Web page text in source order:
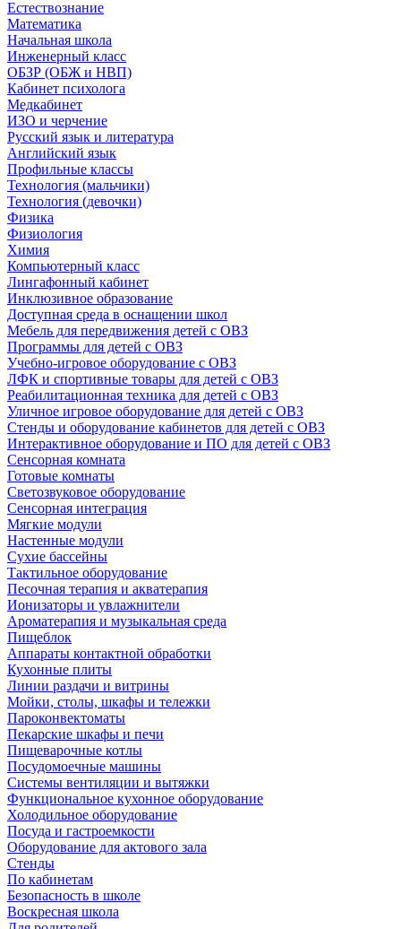
Естествознание
Математика
Начальная школа
Инженерный класс
ОБЗР (ОБЖ и НВП)
Кабинет психолога
Медкабинет
ИЗО и черчение
Русский язык и литература
Английский язык
Профильные классы
Технология (мальчики)
Технология (девочки)
Физика
Физиология
Химия
Компьютерный класс
Лингафонный кабинет
Инклюзивное образование
Доступная среда в оснащении школ
Мебель для передвижения детей с ОВЗ
Программы для детей с ОВЗ
Учебно-игровое оборудование с ОВЗ
ЛФК и спортивные товары для детей с ОВЗ
Реабилитационная техника для детей с ОВЗ
Уличное игровое оборудование для детей с ОВЗ
Стенды и оборудование кабинетов для детей с ОВЗ
Интерактивное оборудование и ПО для детей с ОВЗ
Сенсорная комната
Готовые комнаты
Светозвуковое оборудование
Сенсорная интеграция
Мягкие модули
Настенные модули
Сухие бассейны
Тактильное оборудование
Песочная терапия и акватерапия
Ионизаторы и увлажнители
Ароматерапия и музыкальная среда
Пищеблок
Аппараты контактной обработки
Кухонные плиты
Линии раздачи и витрины
Мойки, столы, шкафы и тележки
Пароконвектоматы
Пекарские шкафы и печи
Пищеварочные котлы
Посудомоечные машины
Системы вентиляции и вытяжки
Функциональное кухонное оборудование
Холодильное оборудование
Посуда и гастроемкости
Оборудование для актового зала
Стенды
По кабинетам
Безопасность в школе
Воскресная школа